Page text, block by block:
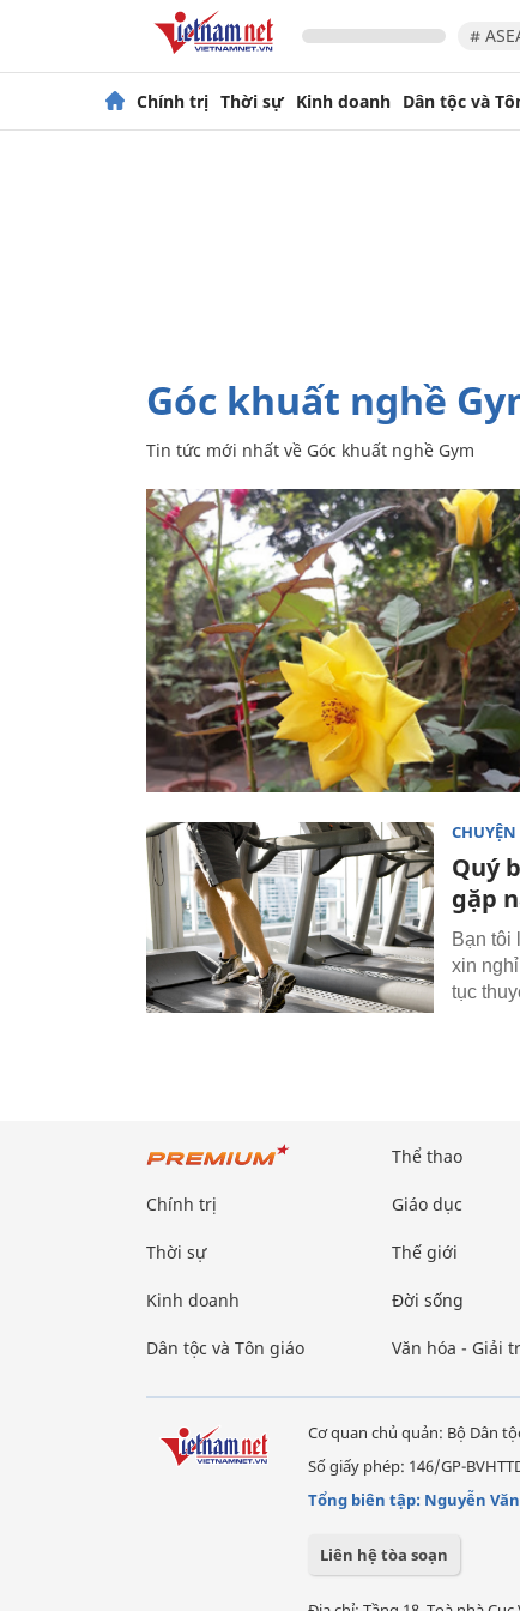
#
Chính trị Thời sự Kinh doanh Dân tộc và
Góc khuất nghề
Tin tức mới nhất về Góc khuất nghề Gym
CHUYỆN
Quý
gặp
Bạn tôi
xin
tục
Chính trị
Thời sự
Kinh doanh
Dân tộc và Tôn giáo
Thể thao
Giáo dục
Thế giới
Đời sống
Văn hóa - Giải
Cơ quan chủ quản: Bộ Dân
Số giấy phép: 146/GP-
Tổng biên tập: Nguyễn
Liên hệ tòa soạn